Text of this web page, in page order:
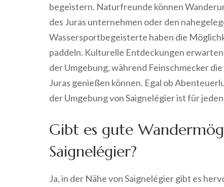
begeistern. Naturfreunde können
des Juras unternehmen oder den
Wassersportbegeisterte haben die
paddeln. Kulturelle Entdeckungen
der Umgebung, während Feinschmecker
Juras genießen können. Egal ob
der Umgebung von Saignelégier ist für
Gibt es gute
Saignelégier?
Ja, in der Nähe von Saignelégier gibt es